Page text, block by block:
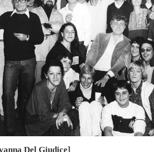
Del Giudice]